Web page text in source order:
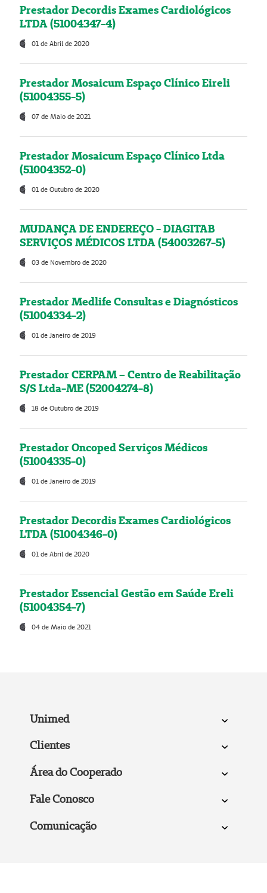
Prestador Decordis Exames Cardiológicos
LTDA (51004347-4)
01 de Abril de 2020
Prestador Mosaicum Espaço Clínico Eireli
(51004355-5)
07 de Maio de 2021
Prestador Mosaicum Espaço Clínico Ltda
(51004352-0)
01 de Outubro de 2020
MUDANÇA DE ENDEREÇO - DIAGITAB
SERVIÇOS MÉDICOS LTDA (54003267-5)
03 de Novembro de 2020
Prestador Medlife Consultas e Diagnósticos
(51004334-2)
01 de Janeiro de 2019
Prestador CERPAM – Centro de Reabilitação
S/S Ltda-ME (52004274-8)
18 de Outubro de 2019
Prestador Oncoped Serviços Médicos
(51004335-0)
01 de Janeiro de 2019
Prestador Decordis Exames Cardiológicos
LTDA (51004346-0)
01 de Abril de 2020
Prestador Essencial Gestão em Saúde Ereli
(51004354-7)
04 de Maio de 2021
Unimed
Clientes
Área do Cooperado
Fale Conosco
Comunicação